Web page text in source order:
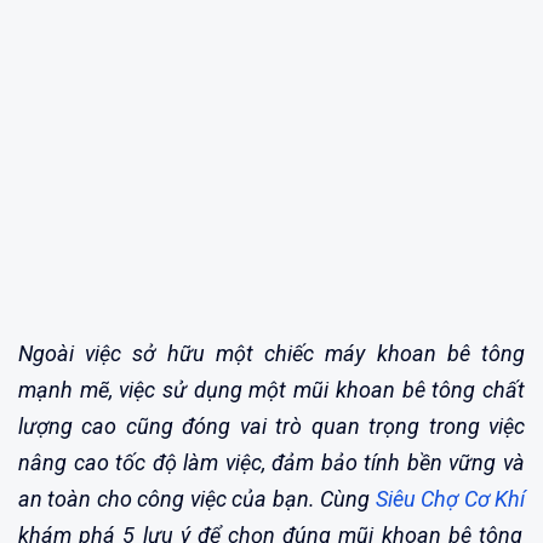
Ngoài việc sở hữu một chiếc máy khoan bê tông
mạnh mẽ, việc sử dụng một mũi khoan bê tông chất
lượng cao cũng đóng vai trò quan trọng trong việc
nâng cao tốc độ làm việc, đảm bảo tính bền vững và
an toàn cho công việc của bạn. Cùng Siêu Chợ Cơ Khí
khám phá 5 lưu ý để chọn đúng mũi khoan bê tông